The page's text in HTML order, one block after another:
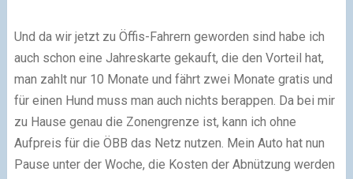
Und da wir jetzt zu Öffis-Fahrern geworden sind habe ich
auch schon eine Jahreskarte gekauft, die den Vorteil hat,
man zahlt nur 10 Monate und fährt zwei Monate gratis und
für einen Hund muss man auch nichts berappen. Da bei mir
zu Hause genau die Zonengrenze ist, kann ich ohne
Aufpreis für die ÖBB das Netz nutzen. Mein Auto hat nun
Pause unter der Woche, die Kosten der Abnützung werden